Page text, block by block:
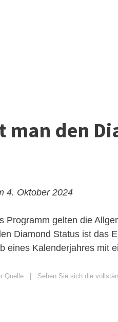
man den
4. Oktober 2024
Programm gelten die
Diamond Status ist das
eines Kalenderjahres mit
Quelle Sehen Sie sich die